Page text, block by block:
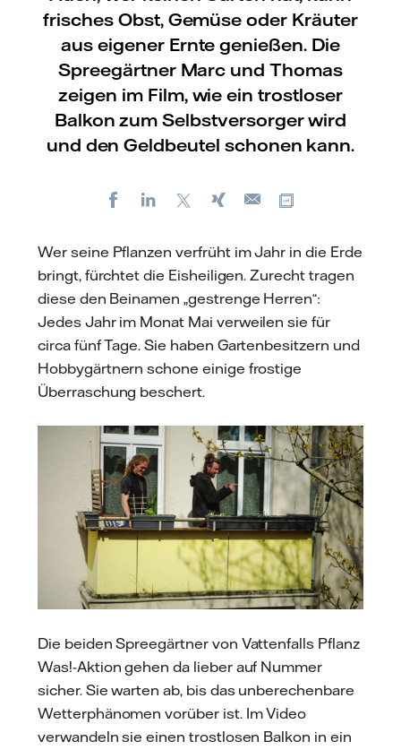
frisches Obst, Gemüse oder Kräuter
aus eigener Ernte genießen. Die
Spreegärtner Marc und Thomas
zeigen im Film, wie ein trostloser
Balkon zum Selbstversorger wird
und den Geldbeutel schonen kann.
FacebookLinkedIn Xing
E-
Wer seine Pflanzen verfrüht im Jahr in die Erde
bringt, fürchtet die Eisheiligen. Zurecht tragen
diese den Beinamen „gestrenge Herren“:
Jedes Jahr im Monat Mai verweilen sie für
circa fünf Tage. Sie haben Gartenbesitzern und
Hobbygärtnern schone einige frostige
Überraschung beschert.
Die beiden Spreegärtner von Vattenfalls Pflanz
Was!-Aktion gehen da lieber auf Nummer
sicher. Sie warten ab, bis das unberechenbare
Wetterphänomen vorüber ist. Im Video
verwandeln sie einen trostlosen Balkon in ein